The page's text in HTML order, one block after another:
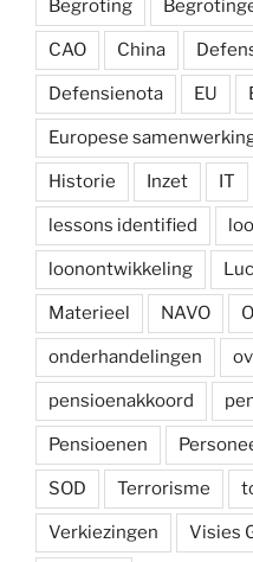
Begroting
CAO China
Defensienota EU
Europese
Historie Inzet IT
lessons identified
loonontwikkeling
Materieel NAVO
onderhandelingen
pensioenakkoord
Pensioenen
SOD Terrorisme
Verkiezingen Visies